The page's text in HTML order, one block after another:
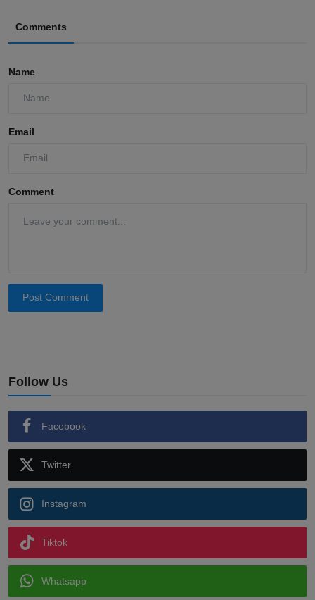
Comments
Name
Email
Comment
Post Comment
Follow Us
Facebook
Twitter
Instagram
Tiktok
Whatsapp